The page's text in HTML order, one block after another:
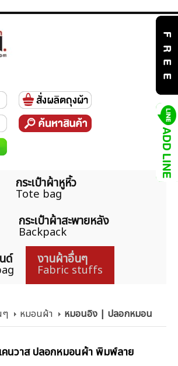
กระเป๋าผ้าหูหิ้ว
Tote bag
กระเป๋าผ้าสะพายหลัง
Backpack
ด์ งานผ้าอื่นๆ
Fabric stuffs
หมอนผ้า หมอนอิง | ปลอกหมอน
นวาส ปลอกหมอนผ้า พิมพ์ลาย